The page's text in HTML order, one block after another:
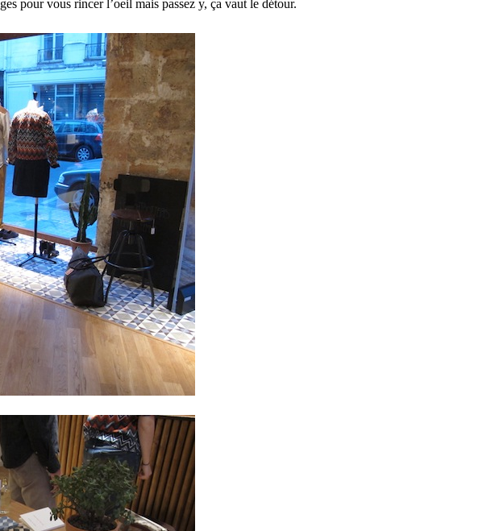
pour vous rincer l’oeil mais passez y, ça vaut le détour.